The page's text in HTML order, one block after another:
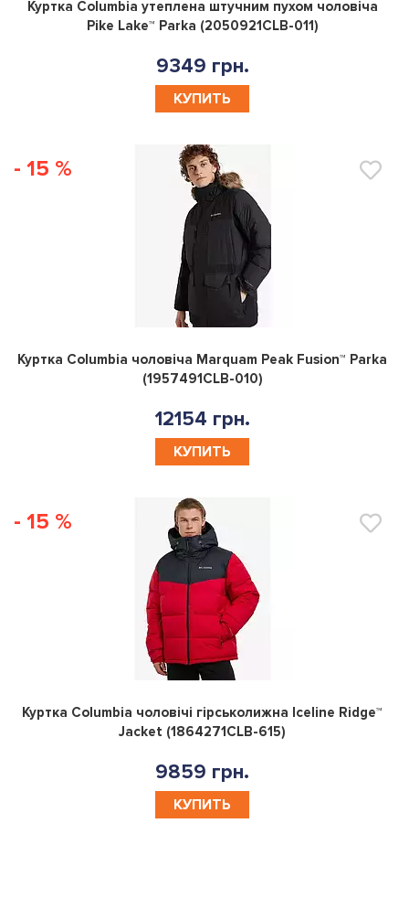
Куртка Columbia утеплена штучним пухом чоловіча
Pike Lake™ Parka (2050921CLB-011)
9349 грн.
КУПИТЬ
- 15 %
0
Куртка Columbia чоловіча Marquam Peak Fusion™ Parka
(1957491CLB-010)
12154 грн.
КУПИТЬ
- 15 %
0
Куртка Columbia чоловічі гірськолижна Iceline Ridge™
Jacket (1864271CLB-615)
9859 грн.
КУПИТЬ